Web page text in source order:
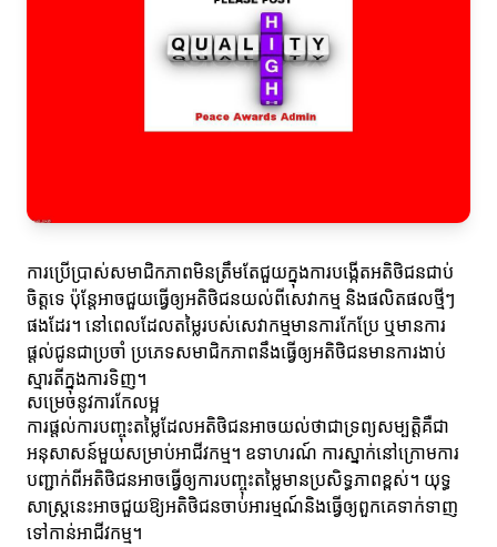
ការប្រើប្រាស់សមាជិកភាពមិនត្រឹមតែជួយក្នុងការបង្កើតអតិថិជនជាប់
ចិត្តទេ ប៉ុន្តែអាចជួយធ្វើឲ្យអតិថិជនយល់ពីសេវាកម្ម និងផលិតផលថ្មីៗ
ផងដែរ។ នៅពេលដែលតម្លៃរបស់សេវាកម្មមានការកែប្រែ ឬមានការ
ផ្តល់ជូនជាប្រចាំ ប្រភេទសមាជិកភាពនឹងធ្វើឲ្យអតិថិជនមានការងាប់
ស្មារតីក្នុងការទិញ។
សម្រេចនូវការកែលម្អ
ការផ្តល់ការបញ្ចុះតម្លៃដែលអតិថិជនអាចយល់ថាជាទ្រព្យសម្បត្តិគឺជា
អនុសាសន៍មួយសម្រាប់អាជីវកម្ម។ ឧទាហរណ៍ ការស្នាក់នៅក្រោមការ
បញ្ជាក់ពីអតិថិជនអាចធ្វើឲ្យការបញ្ចុះតម្លៃមានប្រសិទ្ធភាពខ្ពស់។ យុទ្ធ
សាស្ត្រនេះអាចជួយឱ្យអតិថិជនចាប់អារម្មណ៍និងធ្វើឲ្យពួកគេទាក់ទាញ
ទៅកាន់អាជីវកម្ម។